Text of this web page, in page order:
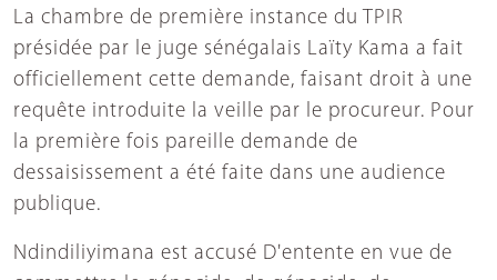
La chambre de première instance du TPIR
présidée par le juge sénégalais Laïty Kama a fait
officiellement cette demande, faisant droit à une
requête introduite la veille par le procureur. Pour
la première fois pareille demande de
dessaisissement a été faite dans une audience
publique.
Ndindiliyimana est accusé D'entente en vue de